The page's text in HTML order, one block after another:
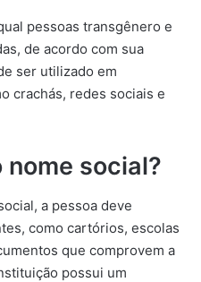
pessoas transgênero e
de acordo com sua
ser utilizado em
crachás, redes sociais e
social?
a pessoa deve
como cartórios, escolas
que comprovem a
possui um